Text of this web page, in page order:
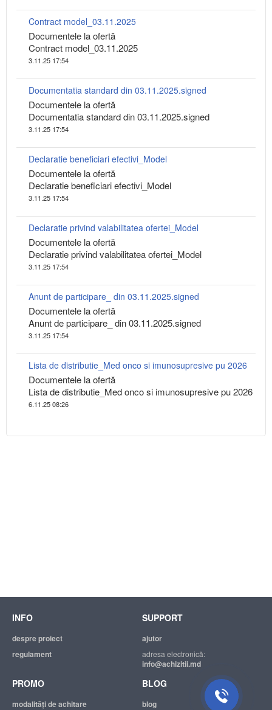
Suport tehnic
Suntem mereu bucuroși să Vă
Contract model_03.11.2025
Documentele la ofertă
Contract model_03.11.2025
3.11.25 17:54
Documentatia standard din 03.11.2025.signed
Documentele la ofertă
Documentatia standard din 03.11.2025.signed
3.11.25 17:54
Declaratie beneficiari efectivi_Model
Documentele la ofertă
Declaratie beneficiari efectivi_Model
3.11.25 17:54
Declaratie privind valabilitatea ofertei_Model
Documentele la ofertă
Declaratie privind valabilitatea ofertei_Model
3.11.25 17:54
Anunt de participare_ din 03.11.2025.signed
Documentele la ofertă
Anunt de participare_ din 03.11.2025.signed
3.11.25 17:54
Lista de distributie_Med onco si imunosupresive pu 2026
Documentele la ofertă
Lista de distributie_Med onco si imunosupresive pu 2026
6.11.25 08:26
INFO
despre proiect
regulament
SUPPORT
ajutor
adresa electronică:
info@achizitii.md
PROMO
modalităţi de achitare
BLOG
blog